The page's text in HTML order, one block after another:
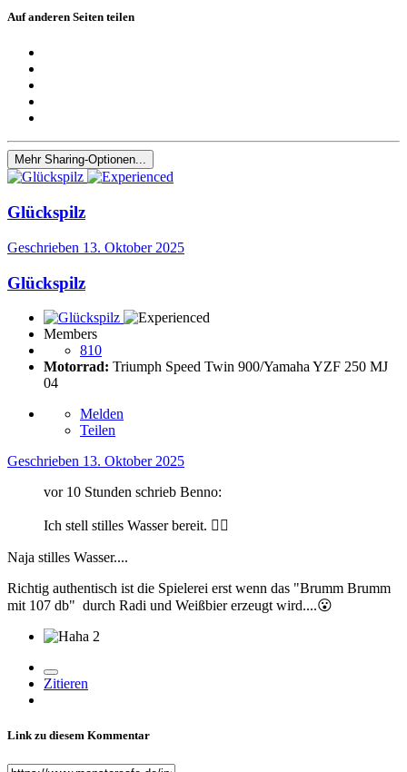
Auf anderen Seiten teilen
Mehr Sharing-Optionen...
Glückspilz
Geschrieben 13. Oktober 2025
Glückspilz
Members
810
Motorrad: Triumph Speed Twin 900/Yamaha YZF 250 MJ
04
Melden
Teilen
Geschrieben 13. Oktober 2025
vor 10 Stunden schrieb Benno:
Ich stell stilles Wasser bereit. 👍🏻
Naja stilles Wasser....
Richtig authentisch ist die Spielerei erst wenn das "Brumm Brumm
mit 107 db" durch Radi und Weißbier erzeugt wird....😮
2
Zitieren
Link zu diesem Kommentar